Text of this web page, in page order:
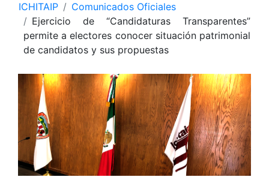
ICHITAIP
Comunicados Oficiales
Ejercicio de “Candidaturas Transparentes”
permite a electores conocer situación patrimonial
de candidatos y sus propuestas